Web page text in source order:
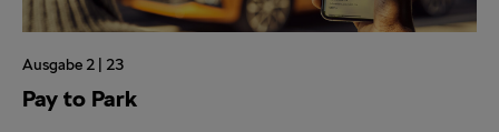
Ausgabe 2 | 23
Pay to Park